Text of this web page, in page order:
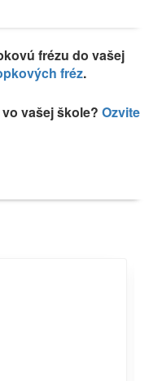
frézu do vašej
fréz.
vašej škole? Ozvite